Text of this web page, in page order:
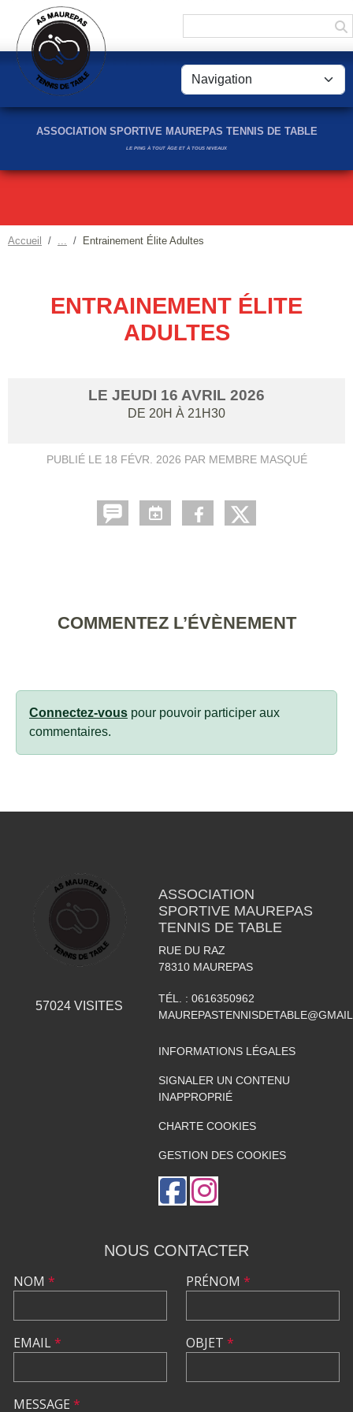
ASSOCIATION SPORTIVE MAUREPAS TENNIS DE TABLE
LE PING À TOUT ÂGE ET À TOUS NIVEAUX
Accueil Entrainement Élite Adultes
ENTRAINEMENT ÉLITE
ADULTES
LE JEUDI 16 AVRIL 2026
DE 20H À 21H30
PUBLIÉ LE 18 FÉVR. 2026 PAR MEMBRE MASQUÉ
COMMENTEZ L’ÉVÈNEMENT
Connectez-vous pour pouvoir participer aux
commentaires.
57024VISITES
ASSOCIATION
SPORTIVE MAUREPAS
TENNIS DE TABLE
RUE DU RAZ
78310 MAUREPAS
TÉL. : 0616350962
INFORMATIONS LÉGALES
SIGNALER UN CONTENU
INAPPROPRIÉ
CHARTE COOKIES
GESTION DES COOKIES
NOUS CONTACTER
NOM *
EMAIL*
PRÉNOM *
OBJET *
MESSAGE *
Panneau de gestion des cookies